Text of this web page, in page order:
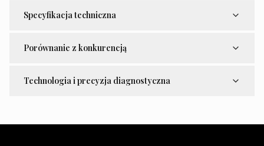
Specyfikacja techniczna
Porównanie z konkurencją
Technologia i precyzja diagnostyczna